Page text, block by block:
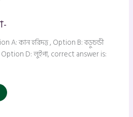
A: কান হরিদত্ত , Option B: বড়ুচন্ডী
D: লুইপা, correct answer is: